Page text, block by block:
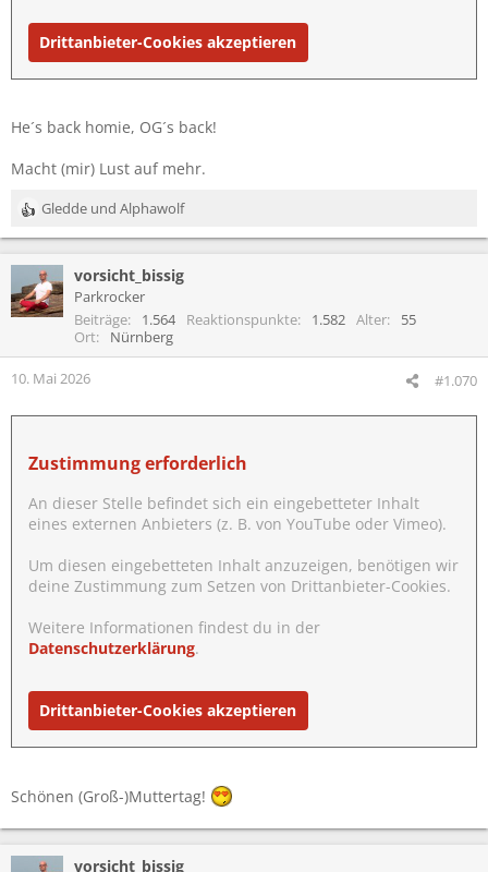
Drittanbieter-Cookies akzeptieren
He´s back homie, OG´s back!
Macht (mir) Lust auf mehr.
R
e
t
i
n
e
:
Gledde und Alphawolf
vorsicht_bissig
Parkrocker
Beiträge
1.564 Reaktionspunkte 1.582 Alter
55
Ort
Nürnberg
10. Mai 2026 #1.070
Zustimmung erforderlich
An dieser Stelle befindet sich ein eingebetteter Inhalt
eines externen Anbieters (z. B. von YouTube oder Vimeo).
Um diesen eingebetteten Inhalt anzuzeigen, benötigen wir
deine Zustimmung zum Setzen von Drittanbieter-Cookies.
Weitere Informationen findest du in der
Datenschutzerklärung.
Drittanbieter-Cookies akzeptieren
Schönen (Groß-)Muttertag!
vorsicht_bissig